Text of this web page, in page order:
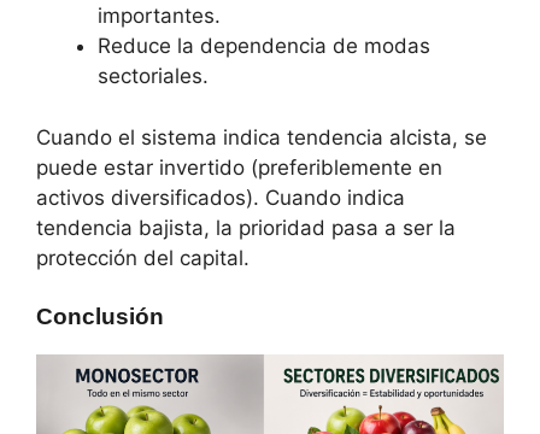
importantes.
Reduce la dependencia de modas
sectoriales.
Cuando el sistema indica tendencia alcista, se
puede estar invertido (preferiblemente en
activos diversificados). Cuando indica
tendencia bajista, la prioridad pasa a ser la
protección del capital.
Conclusión